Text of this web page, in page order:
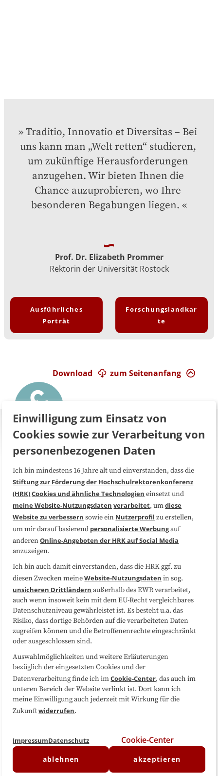
Traditio, Innovatio et Diversitas – Bei
uns kann man „Welt retten“ studieren,
um zukünftige Herausforderungen
anzugehen. Wir bieten Ihnen die
Chance auzuprobieren, wo Ihre
besonderen Begabungen liegen.
Prof. Dr. Elizabeth Prommer
Rektorin der Universität Rostock
Ausführliches
Porträt
Forschungslandkar
te
zum Seitenanfang
Download
Über uns FAQ
Medienarbeit Kooperationen
Datenschutzerklärung Impressum
Sitemap
Folgen Sie uns
Einwilligung zum Einsatz von
Cookies sowie zur Verarbeitung von
personenbezogenen Daten
Ich bin mindestens 16 Jahre alt und einverstanden, dass die
Stiftung zur Förderung der Hochschulrektorenkonferenz
(HRK)Cookies und ähnliche Technologien einsetzt und
meine Website-Nutzungsdaten verarbeitet, umdiese
Website zu verbessern sowie ein Nutzerprofil zu erstellen,
um mir darauf basierend personalisierte Werbungauf
anderenOnline-Angeboten der HRK auf Social Media
anzuzeigen.
Ich bin auch damit einverstanden, dass die HRK ggf. zu
diesen Zwecken meineWebsite-Nutzungsdaten in sog.
unsicheren Drittländern außerhalb des EWR verarbeitet,
auch wenn insoweit kein mit dem EU-Recht vergleichbares
Datenschutzniveau gewährleistet ist. Es besteht u.a. das
Risiko, dass dortige Behörden auf die verarbeiteten Daten
zugreifen können und die Betroffenenrechte eingeschränkt
oder ausgeschlossen sind.
Auswahlmöglichkeiten und weitere Erläuterungen
bezüglich der eingesetzten Cookies und der
Datenverarbeitung finde ich imCookie-Center, das auch im
unteren Bereich der Website verlinkt ist. Dort kann ich
meine Einwilligung auch jederzeit mit Wirkung für die
Zukunftwiderrufen.
ImpressumDatenschutz Cookie-Center
ablehnen akzeptieren